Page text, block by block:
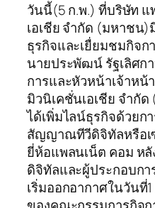
วันนี้(5 ก.พ.) ที่บริษัท
เอเชีย จำกัด (มหาชน
ธุรกิจและเยื่ยมชมกิจ
นายประพัฒน์ รัฐเลิศก
การและหัวหน้าเจ้าห
มิวนิเคชั่นเอเชีย จำกั
ได้เพิ่มไลน์ธุรกิจด้วย
สัญญาณทีวีดิจิทัลหรือเ
ยี่ห้อแพลนเน็ต คอม ห
ดิจิทัลและผู้ประกอบก
เริ่มออกอากาศในวันที่